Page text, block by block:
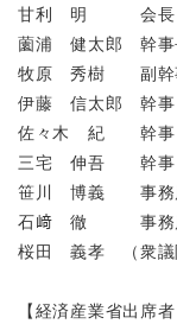
甘利 明 会長（
薗浦 健太郎 幹事
牧原 秀樹 副幹事
伊藤 信太郎 幹事
佐々木 紀 幹事（
三宅 伸吾 幹事（
笹川 博義 事務局
石﨑 徹 事務局
桜田 義孝 （衆議
【経済産業省出席